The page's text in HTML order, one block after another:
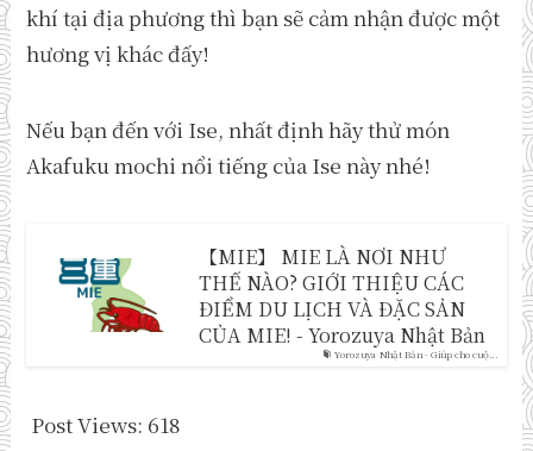
khí tại địa phương thì bạn sẽ cảm nhận được một
hương vị khác đấy!
Nếu bạn đến với Ise, nhất định hãy thử món
Akafuku mochi nổi tiếng của Ise này nhé!
Yorozuya Nhật Bản - Giúp cho cuộ...
【MIE】 MIE LÀ NƠI NHƯ
THẾ NÀO? GIỚI THIỆU CÁC
ĐIỂM DU LỊCH VÀ ĐẶC SẢN
CỦA MIE! - Yorozuya Nhật Bản
Post Views: 618